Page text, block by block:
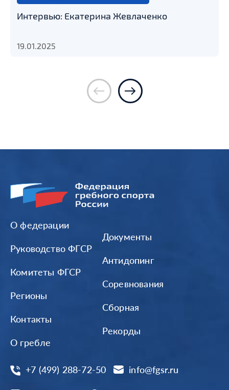
Интервью: Екатерина Жевлаченко
19.01.2025
О федерации
Руководство ФГСР
Комитеты ФГСР
Регионы
Контакты
О гребле
Документы
Антидопинг
Соревнования
Сборная
Рекорды
+7 (499) 288-72-50 info@fgsr.ru